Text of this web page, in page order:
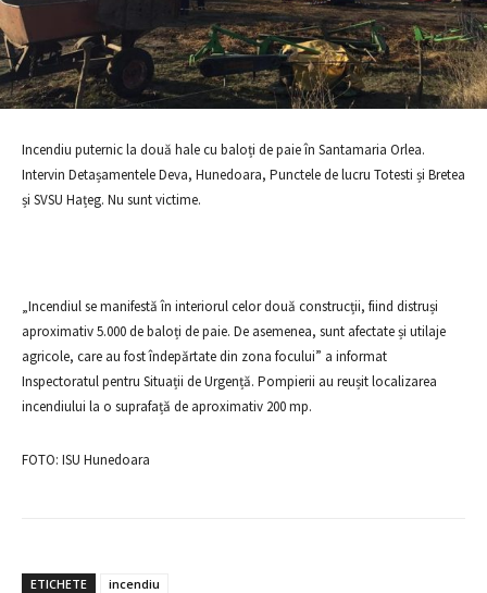
Incendiu puternic la două hale cu baloți de paie în Santamaria Orlea.
Intervin Detașamentele Deva, Hunedoara, Punctele de lucru Totesti și Bretea
și SVSU Hațeg. Nu sunt victime.
„Incendiul se manifestă în interiorul celor două construcții, fiind distruși
aproximativ 5.000 de baloți de paie. De asemenea, sunt afectate și utilaje
agricole, care au fost îndepărtate din zona focului” a informat
Inspectoratul pentru Situații de Urgență. Pompierii au reușit localizarea
incendiului la o suprafață de aproximativ 200 mp.
FOTO: ISU Hunedoara
ETICHETE incendiu